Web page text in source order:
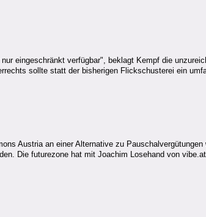
eingeschränkt verfügbar", beklagt Kempf die
sollte statt der bisherigen Flickschusterei ein
Austria an einer Alternative zu
Die futurezone hat mit Joachim Losehand von